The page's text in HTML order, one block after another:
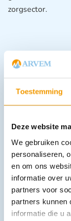
Toestemming
Deze website
We gebruiken
personaliseren,
en om ons
informatie over
partners voor
partners kunnen
informatie die u
zorgsector.
Andere
categorie: